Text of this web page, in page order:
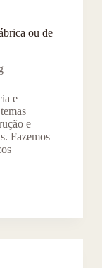
ou de
e
e
Fazemos